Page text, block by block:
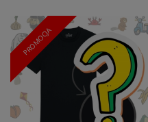
PROMOCJA